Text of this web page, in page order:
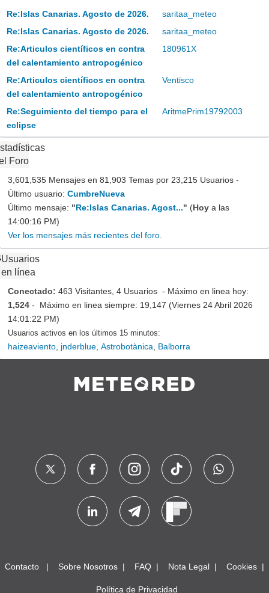
Re:Islas Canarias. Agosto de 2026.
saritaa_meteo
Re:Islas Canarias. Agosto de 2026.
saritaa_meteo
Re:Articulos científicos en contra
del calentamiento antropogénico
180961X
Re:Articulos científicos en contra
del calentamiento antropogénico
Ventisco
Re:Seguimiento del tiempo para el
eclipse
AritmePrim19792003
Foro
3,601,535 Mensajes en 81,903 Temas por 23,215 Usuarios -
Último usuario: CumbreNueva
Último mensaje: "Re:Islas Canarias. Agost..." (Hoy a las
14:00:16 PM)
Ver los mensajes más recientes del foro.
Usuarios
en línea
Conectado: 463 Visitantes, 4 Usuarios - Máximo en linea hoy:
1,524 - Máximo en linea siempre: 19,147 (Viernes 24 Abril 2026
14:01:22 PM)
Usuarios activos en los últimos 15 minutos:
haizeaviento jnderblue Astrobotànica Balborra
Contacto Sobre Nosotros FAQ Nota Legal Cookies
Política de Privacidad